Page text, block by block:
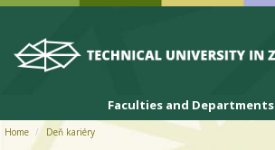
Skip to cookies
Skip to navigation
Skip to main content
Faculties and Departments
Home Deň kariéry